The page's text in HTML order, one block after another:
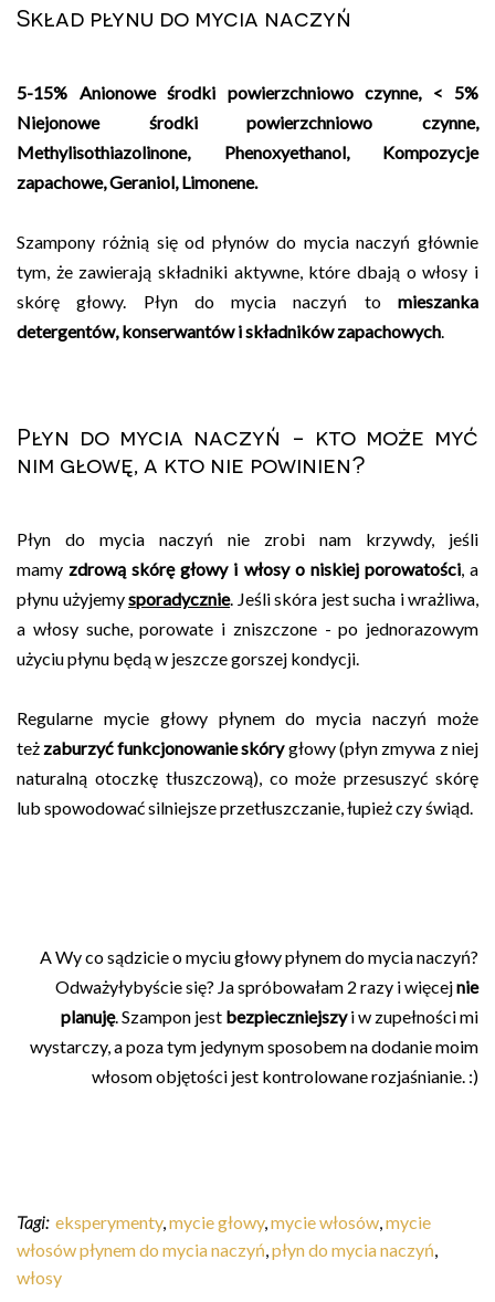
Skład płynu do mycia naczyń
5-15% Anionowe środki powierzchniowo czynne, < 5%
Niejonowe środki powierzchniowo czynne,
Methylisothiazolinone, Phenoxyethanol, Kompozycje
zapachowe, Geraniol, Limonene.
Szampony różnią się od płynów do mycia naczyń głównie
tym, że zawierają składniki aktywne, które dbają o włosy i
skórę głowy. Płyn do mycia naczyń to mieszanka
detergentów, konserwantów i składników zapachowych
Płyn do mycia naczyń - kto może myć
nim głowę, a kto nie powinien?
Płyn do mycia naczyń nie zrobi nam krzywdy, jeśli
mamy zdrową skórę głowy i włosy o niskiej porowatości, a
płynu użyjemysporadycznie. Jeśli skóra jest sucha i wrażliwa,
a włosy suche, porowate i zniszczone - po jednorazowym
użyciu płynu będą w jeszcze gorszej kondycji.
Regularne mycie głowy płynem do mycia naczyń może
też zaburzyć funkcjonowanie skórygłowy (płyn zmywa z niej
naturalną otoczkę tłuszczową), co może przesuszyć skórę
lub spowodować silniejsze przetłuszczanie, łupież czy świąd.
A Wy co sądzicie o myciu głowy płynem do mycia naczyń?
Odważyłybyście się? Ja spróbowałam 2 razy i więcejnie
planuję. Szampon jest bezpieczniejszyi w zupełności mi
wystarczy, a poza tym jedynym sposobem na dodanie moim
włosom objętości jest kontrolowane rozjaśnianie. :)
Tagi: eksperymenty, mycie głowy, mycie włosów mycie
włosów płynem do mycia naczyń płyn do mycia naczyń
włosy